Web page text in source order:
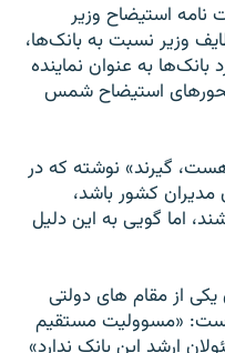
استيضاح وزير
وزير نسبت به بانک‌ها،
به عنوان نماينده
محورهای استيضاح شمس
گيرند» نوشته که در
مديران کشور باشد،
اما گويی به اين دليل
از مقام های دولتی
است: «مسووليت مستقيم